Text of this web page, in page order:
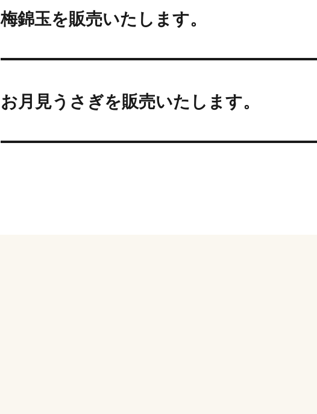
梅錦玉を販売いたします。
お月見うさぎを販売いたします。